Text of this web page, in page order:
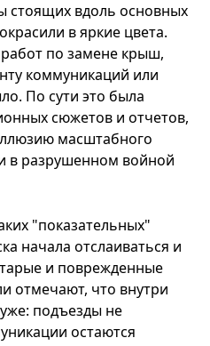
стоящих вдоль основных
в яркие цвета.
по замене крыш,
коммуникаций или
По сути это была
сюжетов и отчетов,
масштабного
в разрушенном войной
"показательных"
начала отслаиваться и
и поврежденные
отмечают, что внутри
подъезды не
остаются